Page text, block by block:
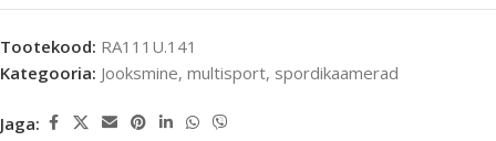
Tootekood: RA111U.141
Kategooria: Jooksmine, multisport, spordikaamerad
Jaga: